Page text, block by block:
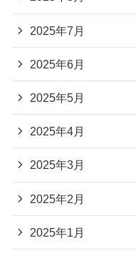
2025年7月
2025年6月
2025年5月
2025年4月
2025年3月
2025年2月
2025年1月